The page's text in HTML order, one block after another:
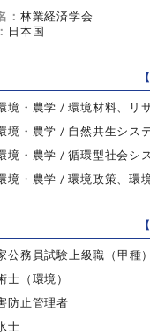
： 林業経済学会
日本国
境・農学 / 環境材料、リ
境・農学 / 自然共生シス
境・農学 / 循環型社会シ
境・農学 / 環境政策、環
公務員試験上級職（甲種
士（環境）
防止管理者
士